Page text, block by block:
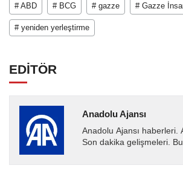
# ABD # BCG # gazze # Gazze
# yeniden yerleştirme
EDİTÖR
Anadolu Ajansı
Anadolu Ajansı haberleri.
Son dakika gelişmeleri.
Ajansı tarafından...